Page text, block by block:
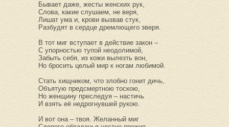
Бывает даже, жесты женских рук,
Слова, какие слушаем, не веря,
Лишат ума и, крови вызвав стук,
Разбудят в сердце дремлющего зверя.
В тот миг вступает в действие закон –
С упорностью тупой неодолимой,
Забыть себя, из кожи вылезть вон,
Но бросить целый мир к ногам любимой.
Стать хищником, что злобно гонит дичь,
Объятую предсмертною тоскою,
Но женщину преследуя – настичь
И взять её недрогнувшей рукою.
И вот она – твоя. Желанный миг